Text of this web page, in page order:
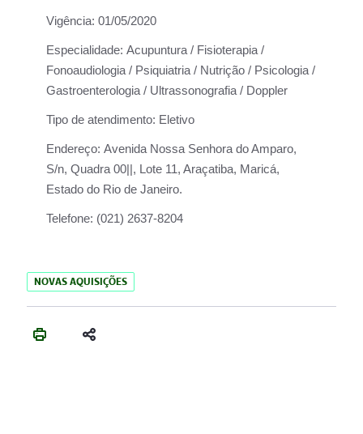
Vigência: 01/05/2020
Especialidade: Acupuntura / Fisioterapia /
Fonoaudiologia / Psiquiatria / Nutrição / Psicologia /
Gastroenterologia / Ultrassonografia / Doppler
Tipo de atendimento: Eletivo
Endereço: Avenida Nossa Senhora do Amparo,
S/n, Quadra 00||, Lote 11, Araçatiba, Maricá,
Estado do Rio de Janeiro.
Telefone: (021) 2637-8204
NOVAS AQUISIÇÕES